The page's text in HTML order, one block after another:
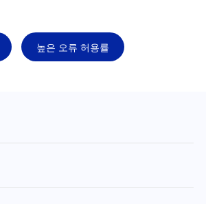
높은 오류 허용률